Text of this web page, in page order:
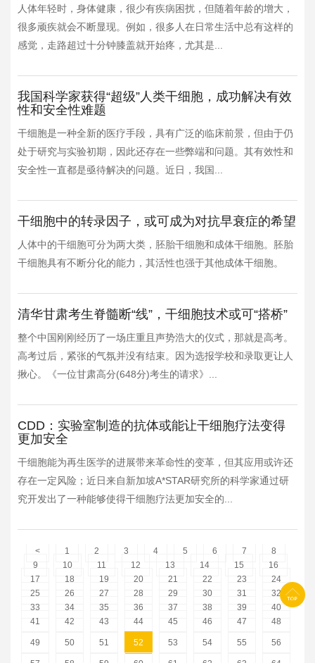
人体年轻时，身体健康，很少有疾病困扰，但随着年龄的增大，
很多顽疾就会不断显现。例如，很多人在日常生活中总有这样的
感觉，走路超过十分钟膝盖就开始疼，尤其是...
我国科学家获得“超级”人类干细胞，成功解决有效
性和安全性难题
干细胞是一种全新的医疗手段，具有广泛的临床前景，但由于仍
处于研究与实验初期，因此还存在一些弊端和问题。其有效性和
安全性一直都是亟待解决的问题。近日，我国...
干细胞中的转录因子，或可成为对抗早衰症的希望
人体中的干细胞可分为两大类，胚胎干细胞和成体干细胞。胚胎
干细胞具有不断分化的能力，其活性也强于其他成体干细胞。
清华甘肃考生脊髓断“线”，干细胞技术或可“搭桥”
整个中国刚刚经历了一场庄重且声势浩大的仪式，那就是高考。
高考过后，紧张的气氛并没有结束。因为选报学校和录取更让人
揪心。《一位甘肃高分(648分)考生的请求》...
CDD：实验室制造的抗体或能让干细胞疗法变得
更加安全
干细胞能为再生医学的进展带来革命性的变革，但其应用或许还
存在一定风险；近日来自新加坡A*STAR研究所的科学家通过研
究开发出了一种能够使得干细胞疗法更加安全的...
< 1 2 3 4 5 6 7
8
9
10 11 12 13 14 15
16
17
18 19 20 21 22 23
24
25
26 27 28 29 30 31
32
33
34 35 36 37 38 39
40
41
42 43 44 45 46 47 48
49 50 51 52 53 54 55 56